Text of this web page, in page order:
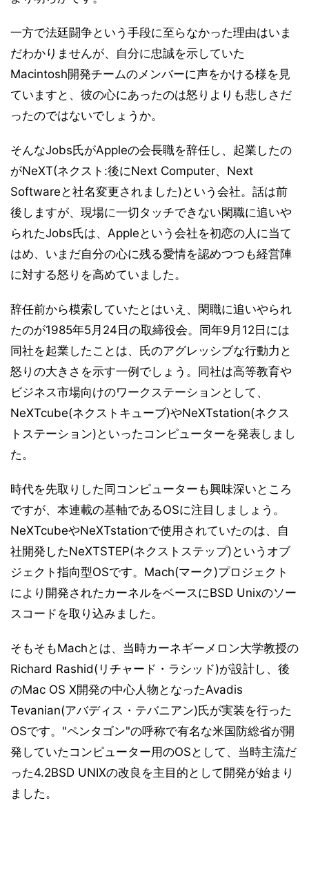
一方で法廷闘争という手段に至らなかった理由はいま
だわかりませんが、自分に忠誠を示していた
Macintosh開発チームのメンバーに声をかける様を見
ていますと、彼の心にあったのは怒りよりも悲しさだ
ったのではないでしょうか。
そんなJobs氏がAppleの会長職を辞任し、起業したの
がNeXT(ネクスト:後にNext Computer、Next
Softwareと社名変更されました)という会社。話は前
後しますが、現場に一切タッチできない閑職に追いや
られたJobs氏は、Appleという会社を初恋の人に当て
はめ、いまだ自分の心に残る愛情を認めつつも経営陣
に対する怒りを高めていました。
辞任前から模索していたとはいえ、閑職に追いやられ
たのが1985年5月24日の取締役会。同年9月12日には
同社を起業したことは、氏のアグレッシブな行動力と
怒りの大きさを示す一例でしょう。同社は高等教育や
ビジネス市場向けのワークステーションとして、
NeXTcube(ネクストキューブ)やNeXTstation(ネクス
トステーション)といったコンピューターを発表しまし
た。
時代を先取りした同コンピューターも興味深いところ
ですが、本連載の基軸であるOSに注目しましょう。
NeXTcubeやNeXTstationで使用されていたのは、自
社開発したNeXTSTEP(ネクストステップ)というオブ
ジェクト指向型OSです。Mach(マーク)プロジェクト
により開発されたカーネルをベースにBSD Unixのソー
スコードを取り込みました。
そもそもMachとは、当時カーネギーメロン大学教授の
Richard Rashid(リチャード・ラシッド)が設計し、後
のMac OS X開発の中心人物となったAvadis
Tevanian(アバディス・テバニアン)氏が実装を行った
OSです。"ペンタゴン"の呼称で有名な米国防総省が開
発していたコンピューター用のOSとして、当時主流だ
った4.2BSD UNIXの改良を主目的として開発が始まり
ました。